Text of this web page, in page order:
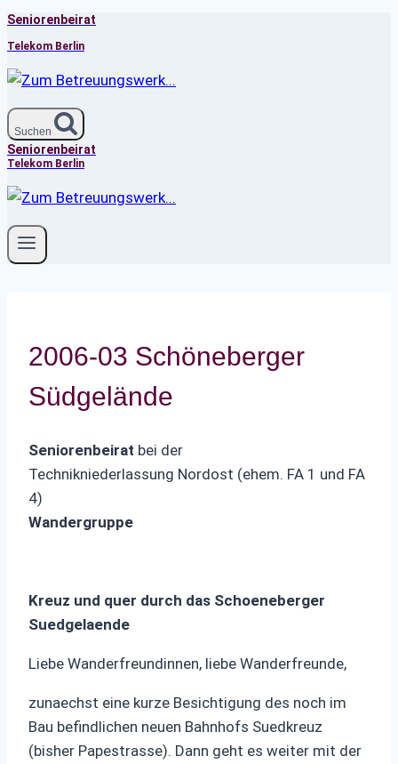
Zum
Inhalt
springen
Seniorenbeirat
Telekom Berlin
Suchen
Seniorenbeirat
Telekom Berlin
2006-03 Schöneberger
Südgelände
Seniorenbeirat bei der
Technikniederlassung Nordost (ehem. FA 1 und FA
4)
Wandergruppe
Kreuz und quer durch das Schoeneberger
Suedgelaende
Liebe Wanderfreundinnen, liebe Wanderfreunde,
zunaechst eine kurze Besichtigung des noch im
Bau befindlichen neuen Bahnhofs Suedkreuz
(bisher Papestrasse). Dann geht es weiter mit der